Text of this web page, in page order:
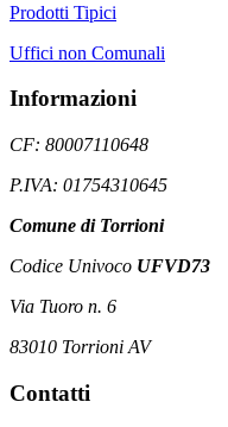
Prodotti Tipici
Uffici non Comunali
Informazioni
CF: 80007110648
P.IVA: 01754310645
Comune di Torrioni
Codice Univoco UFVD73
Via Tuoro n. 6
83010 Torrioni AV
Contatti